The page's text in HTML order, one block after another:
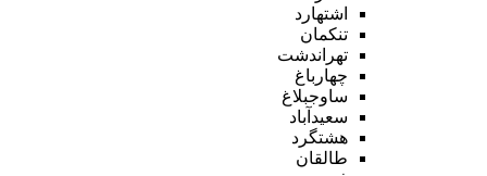
اشتهارد
تنکمان
تهراندشت
چهارباغ
ساوجبلاغ
سعیدآباد
هشتگرد
طالقان